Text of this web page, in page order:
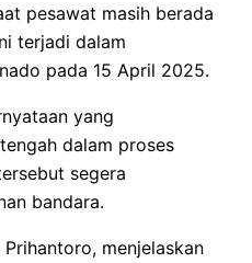
pesawat masih berada
terjadi dalam
pada 15 April 2025.
yang
dalam proses
segera
bandara.
menjelaskan